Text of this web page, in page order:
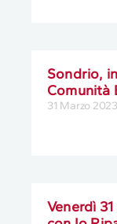
Sondrio,
Comunità
31 Marzo 2023
Venerdì